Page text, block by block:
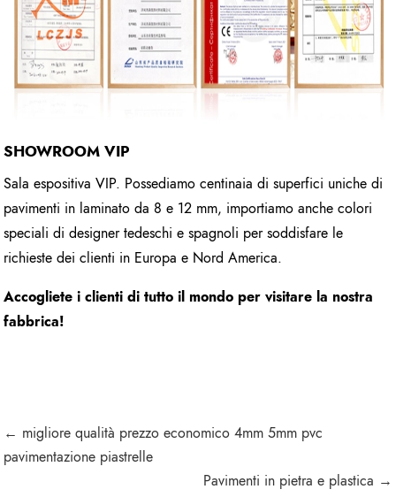
SHOWROOM VIP
Sala espositiva VIP. Possediamo centinaia di superfici uniche di
pavimenti in laminato da 8 e 12 mm, importiamo anche colori
speciali di designer tedeschi e spagnoli per soddisfare le
richieste dei clienti in Europa e Nord America.
Accogliete i clienti di tutto il mondo per visitare la nostra
fabbrica!
← migliore qualità prezzo economico 4mm 5mm pvc
pavimentazione piastrelle
Pavimenti in pietra e plastica →